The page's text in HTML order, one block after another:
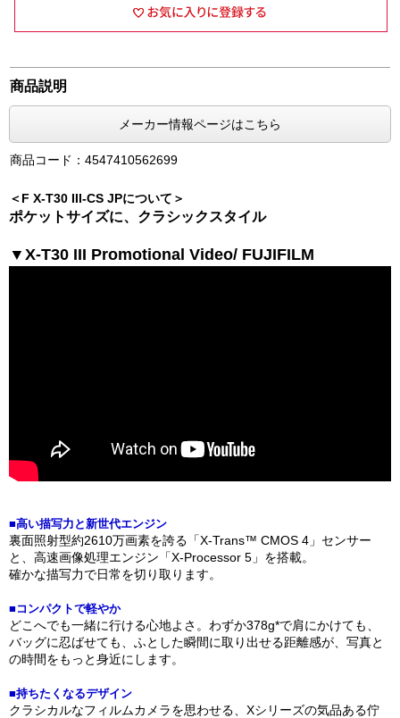
商品説明
メーカー情報ページはこちら
商品コード：4547410562699
＜F X-T30 III-CS JPについて＞
ポケットサイズに、クラシックスタイル
▼X-T30 III Promotional Video/ FUJIFILM
■高い描写力と新世代エンジン
裏面照射型約2610万画素を誇る「X-Trans™ CMOS 4」センサー
と、高速画像処理エンジン「X-Processor 5」を搭載。
確かな描写力で日常を切り取ります。
■コンパクトで軽やか
どこへでも一緒に行ける心地よさ。わずか378g*で肩にかけても、
バッグに忍ばせても、ふとした瞬間に取り出せる距離感が、写真と
の時間をもっと身近にします。
■持ちたくなるデザイン
クラシカルなフィルムカメラを思わせる、Xシリーズの気品ある佇